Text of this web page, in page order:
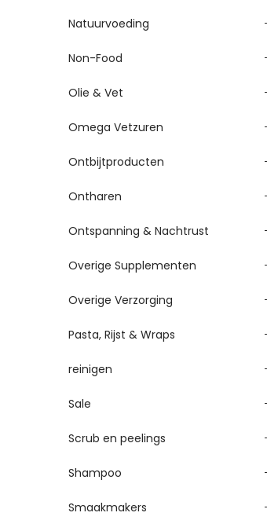
Natuurvoeding
Non-Food
Olie & Vet
Omega Vetzuren
Ontbijtproducten
Ontharen
Ontspanning & Nachtrust
Overige Supplementen
Overige Verzorging
Pasta, Rijst & Wraps
reinigen
Sale
Scrub en peelings
Shampoo
Smaakmakers